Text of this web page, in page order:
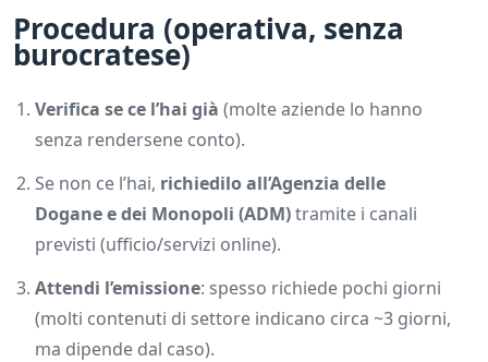
Procedura (operativa, senza
burocratese)
Verifica se ce l’hai già (molte aziende lo hanno
senza rendersene conto).
Se non ce l’hai, richiedilo all’Agenzia delle
Dogane e dei Monopoli (ADM)tramite i canali
previsti (ufficio/servizi online).
Attendi l’emissione: spesso richiede pochi giorni
(molti contenuti di settore indicano circa ~3 giorni,
ma dipende dal caso).